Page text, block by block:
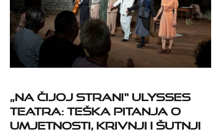
„Na čijoj strani“ Ulysses
teatra: Teška pitanja o
umjetnosti, krivnji i šutnji